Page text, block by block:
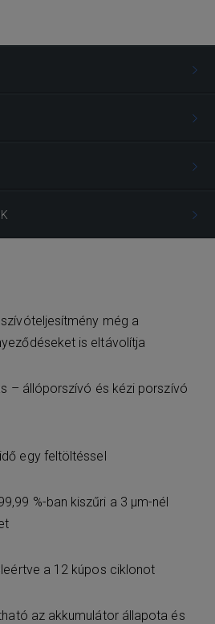
még a
is eltávolítja
– állóporszívó és kézi porszívó
egy feltöltéssel
%-ban kiszűri a 3 µm-nél
a 12 kúpos ciklonot
az akkumulátor állapota és